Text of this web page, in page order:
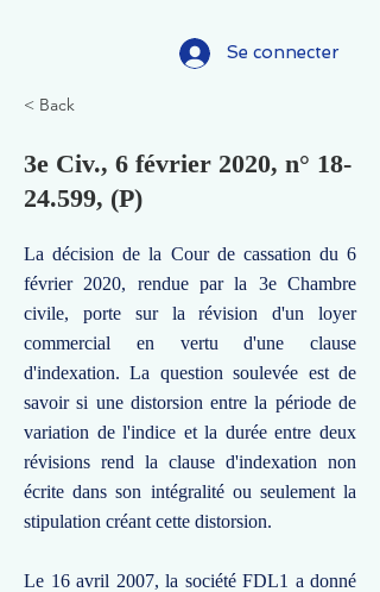
Se connecter
< Back
3e Civ., 6 février 2020, n° 18-
24.599, (P)
La décision de la Cour de cassation du 6
février 2020, rendue par la 3e Chambre
civile, porte sur la révision d'un loyer
commercial en vertu d'une clause
d'indexation. La question soulevée est de
savoir si une distorsion entre la période de
variation de l'indice et la durée entre deux
révisions rend la clause d'indexation non
écrite dans son intégralité ou seulement la
stipulation créant cette distorsion.
Le 16 avril 2007, la société FDL1 a donné